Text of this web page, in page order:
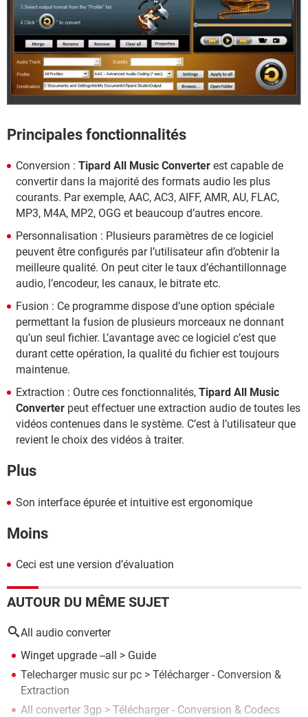
Principales fonctionnalités
Conversion : Tipard All Music Converter est capable de
convertir dans la majorité des formats audio les plus
courants. Par exemple, AAC, AC3, AIFF, AMR, AU, FLAC,
MP3, M4A, MP2, OGG et beaucoup d’autres encore.
Personnalisation : Plusieurs paramètres de ce logiciel
peuvent être configurés par l’utilisateur afin d’obtenir la
meilleure qualité. On peut citer le taux d’échantillonnage
audio, l’encodeur, les canaux, le bitrate etc.
Fusion : Ce programme dispose d’une option spéciale
permettant la fusion de plusieurs morceaux ne donnant
qu’un seul fichier. L’avantage avec ce logiciel c’est que
durant cette opération, la qualité du fichier est toujours
maintenue.
Extraction : Outre ces fonctionnalités, Tipard All Music
Converter peut effectuer une extraction audio de toutes les
vidéos contenues dans le système. C’est à l’utilisateur que
revient le choix des vidéos à traiter.
Plus
Son interface épurée et intuitive est ergonomique
Moins
Ceci est une version d’évaluation
AUTOUR DU MÊME SUJET
All audio converter
Winget upgrade --all
> Guide
Telecharger music sur pc > Télécharger - Conversion &
Extraction
All converter 3gp > Télécharger - Conversion & Codecs